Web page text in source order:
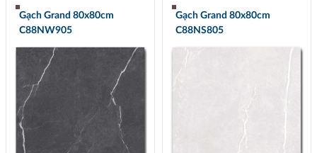
Gạch Grand 80x80cm
C88NW905
Gạch Grand 80x80cm
C88NS805